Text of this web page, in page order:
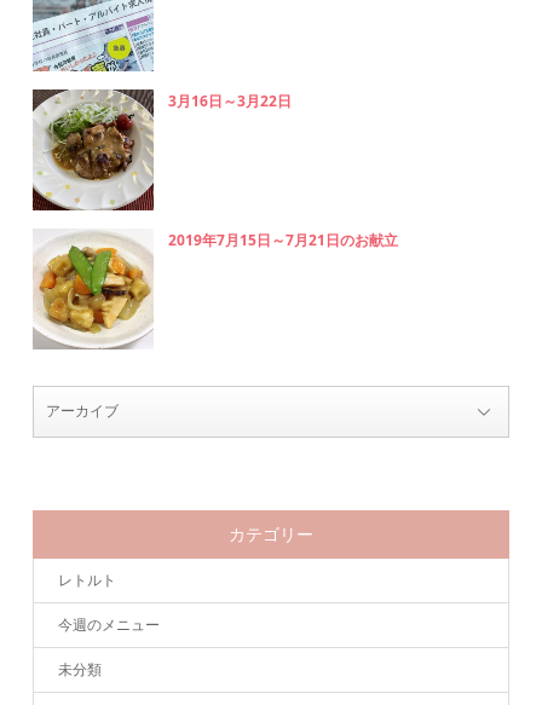
3月16日～3月22日
2019年7月15日～7月21日のお献立
カテゴリー
レトルト
今週のメニュー
未分類